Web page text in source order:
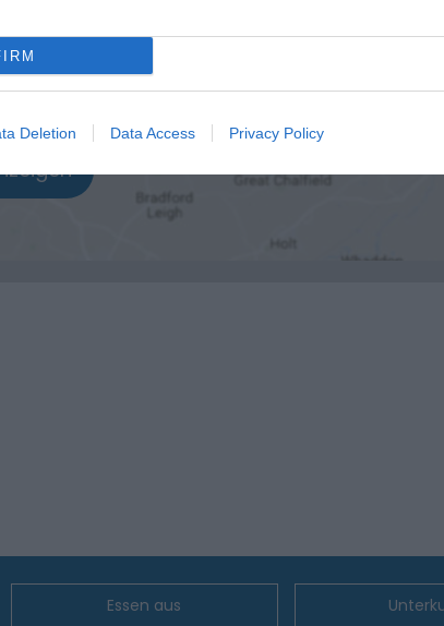
Deletion Data Access Privacy Policy
Essen aus